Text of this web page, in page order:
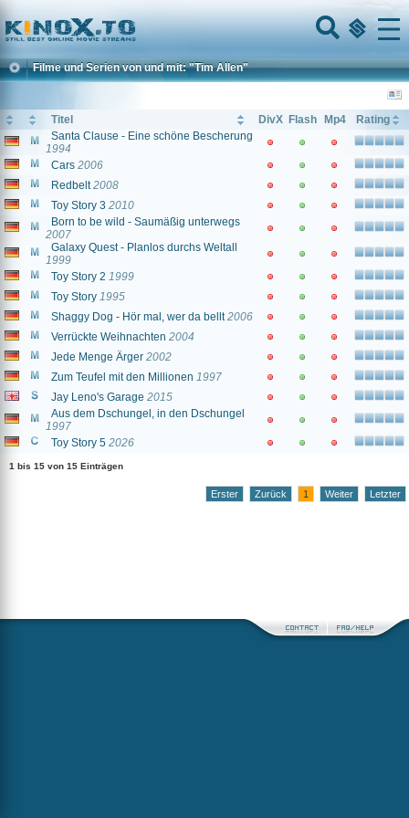
Home
Menu
Filme und Serien von und mit: "Tim Allen"
Titel DivX Flash Mp4
Rating
Santa Clause - Eine schöne Bescherung
1994
Cars 2006
Redbelt 2008
Toy Story 3 2010
Born to be wild - Saumäßig unterwegs
2007
Galaxy Quest - Planlos durchs Weltall
1999
Toy Story 2 1999
Toy Story 1995
Shaggy Dog - Hör mal, wer da bellt 2006
Verrückte Weihnachten 2004
Jede Menge Ärger 2002
Zum Teufel mit den Millionen 1997
Jay Leno's Garage 2015
Aus dem Dschungel, in den Dschungel
1997
Toy Story 5 2026
1 bis 15 von 15 Einträgen
Erster Zurück 1 Weiter Letzter